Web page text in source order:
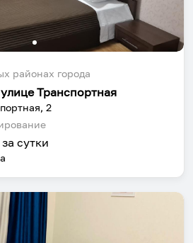
районах города
Транспортная
2
за сутки